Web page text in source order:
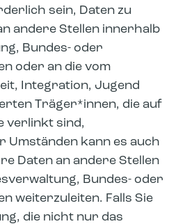
sein, Daten zu
andere Stellen innerhalb
Bundes- oder
oder an die vom
Integration, Jugend
Träger*innen, die auf
verlinkt sind,
Umständen kann es auch
Daten an andere Stellen
Bundes- oder
weiterzuleiten. Falls Sie
die nicht nur das